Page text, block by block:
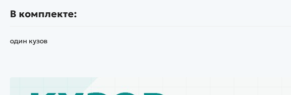
В комплекте:
один кузов